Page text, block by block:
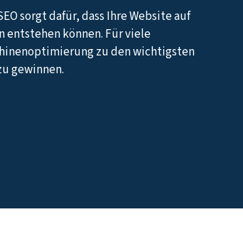
sorgt dafür, dass Ihre Website auf
entstehen können. Für viele
zu den wichtigsten
gewinnen.